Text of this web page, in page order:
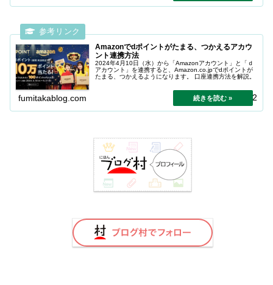
Amazonでdポイントがたまる、つかえるアカウ
ント連携方法
2024年4月10日（水）から「Amazonアカウント」と「ｄ
アカウント」を連携すると、Amazon.co.jpでdポイントが
たまる、つかえるようになります。 口座連携方法を解説。
fumitakablog.com 2024.04.12